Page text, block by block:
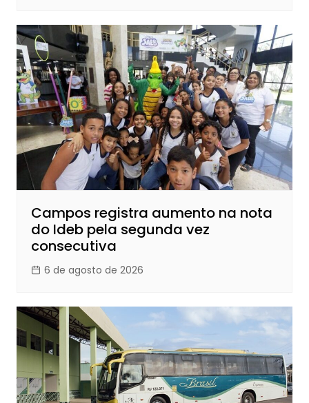
Campos registra aumento na nota
do Ideb pela segunda vez
consecutiva
6 de agosto de 2026